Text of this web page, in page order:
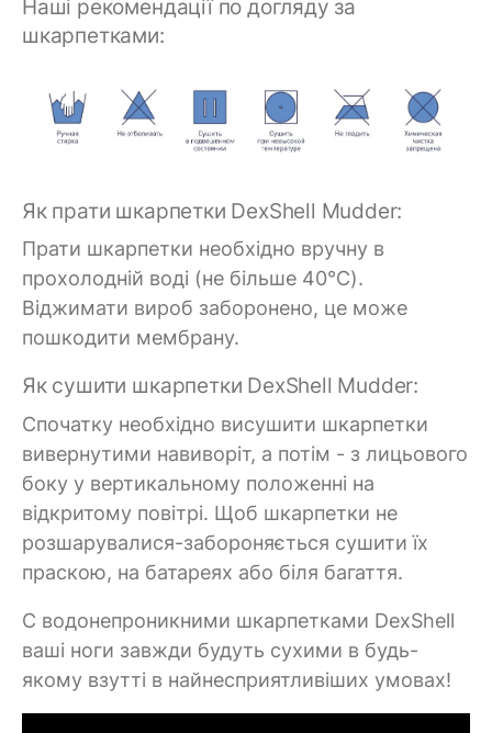
Наші рекомендації по догляду за
шкарпетками:
Як прати шкарпетки DexShell Mudder:
Прати шкарпетки необхідно вручну в
прохолодній воді (не більше 40°C).
Віджимати вироб заборонено, це може
пошкодити мембрану.
Як сушити шкарпетки DexShell Mudder:
Спочатку необхідно висушити шкарпетки
вивернутими навиворіт, а потім - з лицьового
боку у вертикальному положенні на
відкритому повітрі. Щоб шкарпетки не
розшарувалися-забороняється сушити їх
праскою, на батареях або біля багаття.
C водонепроникними шкарпетками DexShell
ваші ноги завжди будуть сухими в будь-
якому взутті в найнесприятливіших умовах!